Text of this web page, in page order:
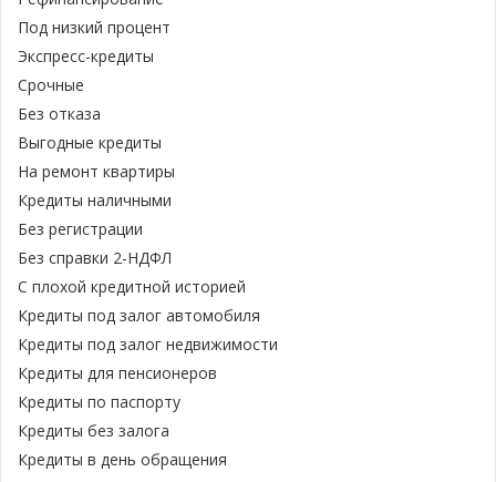
Под низкий процент
Экспресс-кредиты
Срочные
Без отказа
Выгодные кредиты
На ремонт квартиры
Кредиты наличными
Без регистрации
Без справки 2-НДФЛ
С плохой кредитной историей
Кредиты под залог автомобиля
Кредиты под залог недвижимости
Кредиты для пенсионеров
Кредиты по паспорту
Кредиты без залога
Кредиты в день обращения